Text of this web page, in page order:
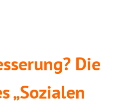
Die
„Sozialen